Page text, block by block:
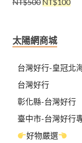
太陽網商城
台灣好行-皇冠北
台灣好行
彰化縣-台灣好行
臺中市-台灣好行
好物嚴選